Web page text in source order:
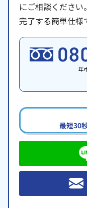
にご相談くださ
完了する簡単仕様
年
最短30